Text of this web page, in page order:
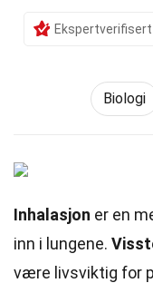
Ekspertverifisert
Biologi
Inhalasjon er en
inn i lungene.
være livsviktig for